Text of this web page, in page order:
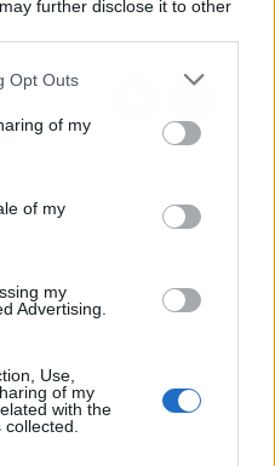
further disclose it to other
Opt Outs
of my
of my
my
Advertising.
Use,
of my
with the
años